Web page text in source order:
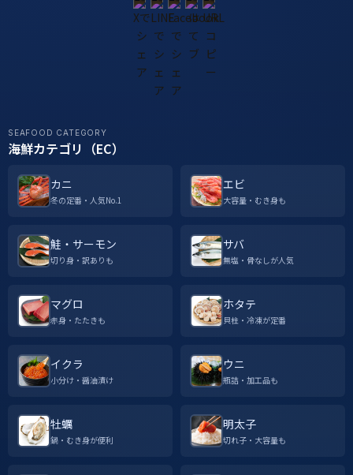
SEAFOOD CATEGORY
海鮮カテゴリ（EC）
カニ
冬の定番・人気No.1
エビ
大容量・むき身も
鮭・サーモン
切り身・訳ありも
サバ
無塩・骨なしが人気
マグロ
赤身・たたきも
ホタテ
貝柱・冷凍が定番
イクラ
小分け・醤油漬け
ウニ
瓶詰・加工品も
牡蠣
鍋・むき身が便利
明太子
切れ子・大容量も